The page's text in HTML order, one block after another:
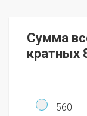
Сумма
кратных
560